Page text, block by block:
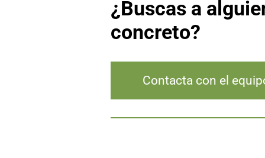
¿Buscas a
concreto?
Contacta con el